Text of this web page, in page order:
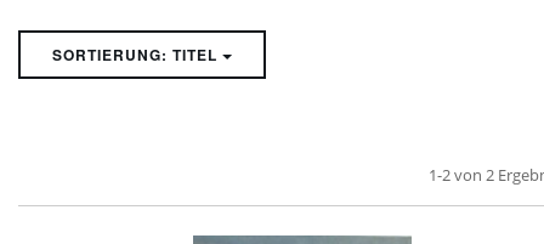
SORTIERUNG: TITEL
1-2 von 2